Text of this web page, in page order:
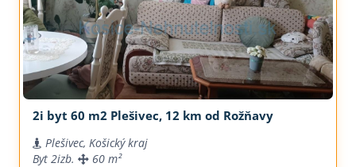
2i byt 60 m2 Plešivec, 12 km od Rožňavy
Plešivec, Košický kraj
Byt 2izb. 60 m²